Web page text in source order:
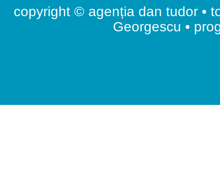
copyright © agenția dan tudor •
Georgescu •